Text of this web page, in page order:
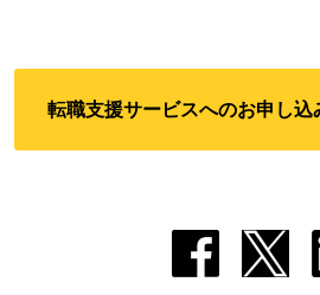
転職支援サービスへのお申し込